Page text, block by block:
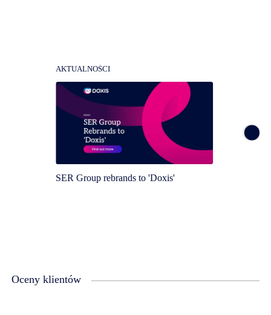
AKTUALNOŚCI
SER Group rebrands to 'Doxis'
Oceny klientów